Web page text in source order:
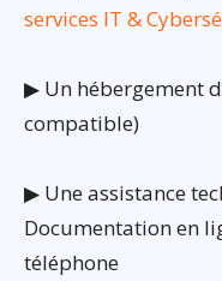
services IT &
▶ Un hébergement
compatible)
▶ Une assistance
Documentation en
téléphone